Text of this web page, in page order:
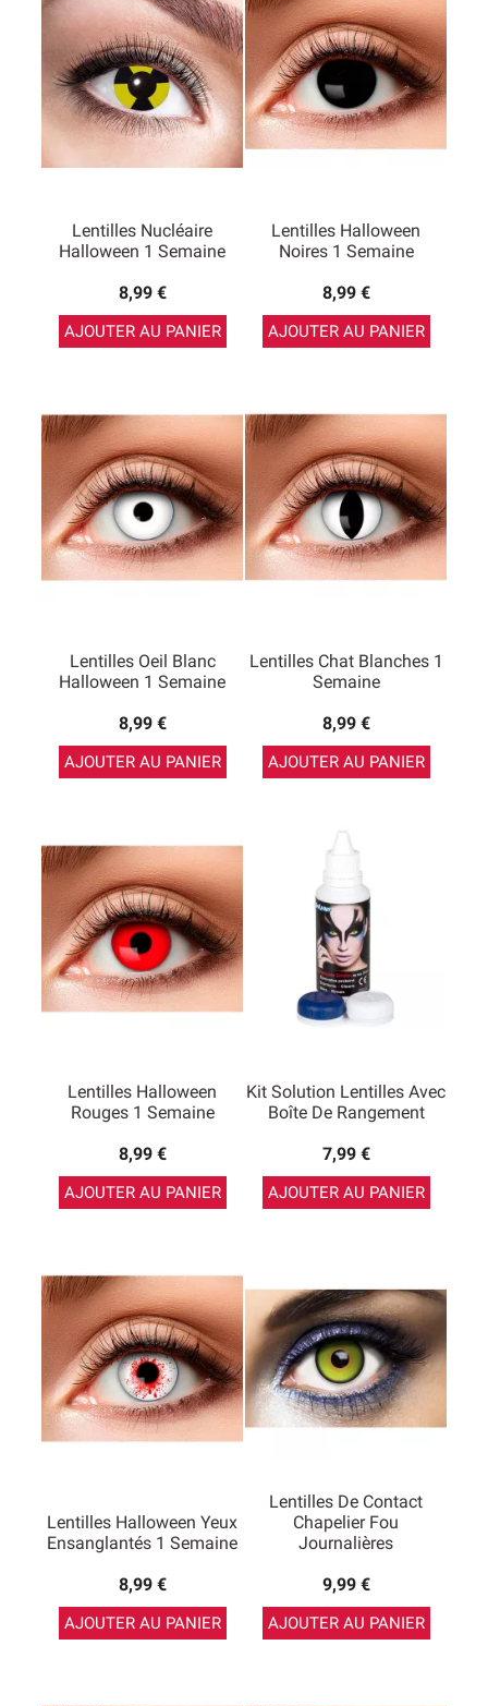
selon les modèles.
Lentilles Nucléaire
Halloween 1 Semaine
8,99 €
AJOUTER AU PANIER
Lentilles Halloween
Noires 1 Semaine
8,99 €
AJOUTER AU PANIER
Lentilles Oeil Blanc
Halloween 1 Semaine
8,99 €
AJOUTER AU PANIER
Lentilles Chat Blanches 1
Semaine
8,99 €
AJOUTER AU PANIER
Lentilles Halloween
Rouges 1 Semaine
8,99 €
AJOUTER AU PANIER
Kit Solution Lentilles Avec
Boîte De Rangement
7,99 €
AJOUTER AU PANIER
Lentilles Halloween Yeux
Ensanglantés 1 Semaine
8,99 €
AJOUTER AU PANIER
Lentilles De Contact
Chapelier Fou
Journalières
9,99 €
AJOUTER AU PANIER